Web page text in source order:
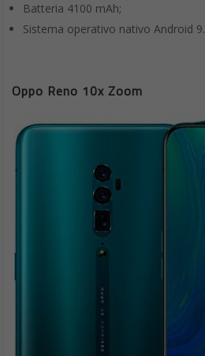
Batteria 4100 mAh;
Sistema operativo nativo Android 9.
Oppo Reno 10x Zoom